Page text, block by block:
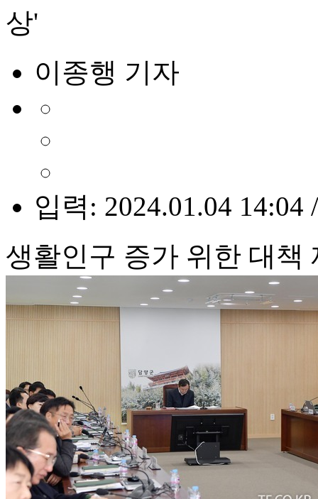
상'
이종행 기자
입력: 2024.01.04 14:04
생활인구 증가 위한 대책